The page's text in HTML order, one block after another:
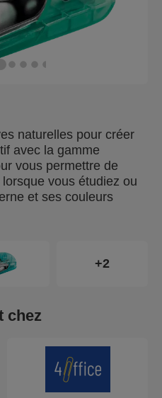
naturelles pour créer
avec la gamme
vous permettre de
vous étudiez ou
et ses couleurs
à vos prochaines
avec les agrafes
agrafe vos documents
et l’ôte-agrafes intégré
les agrafes.
peut être facilement
finition Colour'Breeze
Un vent de fraîcheur
+2
chez